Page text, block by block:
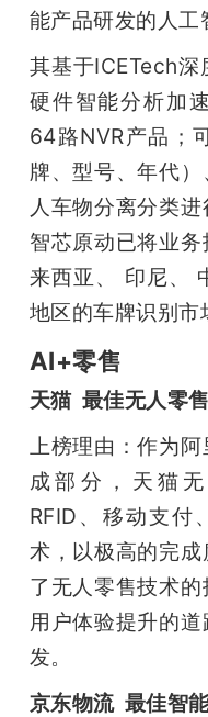
能产品研发的人工
其基于ICETech
硬件智能分析加
64路NVR产品；
牌、型号、年代
人车物分离分类
智芯原动已将业
来西亚、 印尼、
地区的车牌识别市
AI+零售
天猫  最佳无人零
上榜理由：作为
成部分，天猫
RFID、移动支付
术，以极高的完
了无人零售技术
用户体验提升的
发。
京东物流  最佳智